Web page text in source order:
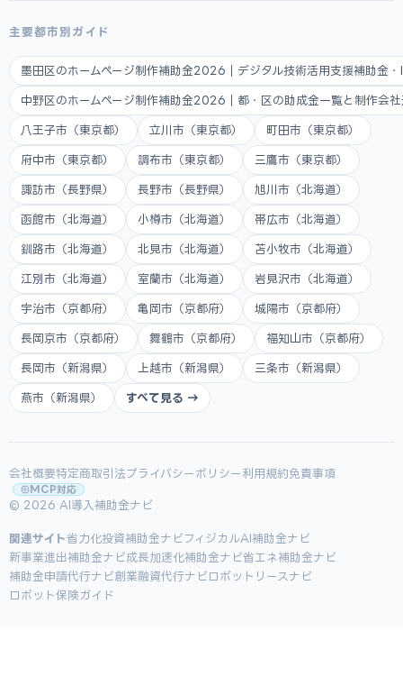
主要都市別ガイド
墨田区のホームページ制作補助金2026｜デジタル技術活用支援補助金
中野区のホームページ制作補助金2026｜都・区の助成金一覧と制作会
八王子市（東京都） 立川市（東京都） 町田市（東京都）
府中市（東京都） 調布市（東京都） 三鷹市（東京都）
諏訪市（長野県） 長野市（長野県） 旭川市（北海道）
函館市（北海道） 小樽市（北海道） 帯広市（北海道）
釧路市（北海道） 北見市（北海道） 苫小牧市（北海道）
江別市（北海道） 室蘭市（北海道） 岩見沢市（北海道）
宇治市（京都府） 亀岡市（京都府） 城陽市（京都府）
長岡京市（京都府） 舞鶴市（京都府） 福知山市（京都府）
長岡市（新潟県） 上越市（新潟県） 三条市（新潟県）
燕市（新潟県） すべて見る →
会社概要特定商取引法プライバシーポリシー 利用規約免責事項
MCP対応
© 2026 AI導入補助金ナビ
関連サイト省力化投資補助金ナビ フィジカルAI補助金ナビ
新事業進出補助金ナビ成長加速化補助金ナビ省エネ補助金ナビ
補助金申請代行ナビ創業融資代行ナビ ロボットリースナビ
ロボット保険ガイド